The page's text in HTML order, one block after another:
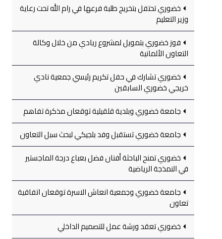
خضوري تحتفل بتخريج طلبة فرعها في رام الله تحت رعاية
وزير التعليم
فوز خضوري بتمويل لمشروع ريادي من خلال وكالة
التعاون الألمانية
خضوري تشارك في حفل تكريم رئيسي جمعية نادي
خريجي خضوري السابقين
جامعة خضوري وبلدية قلقيلية توقعان مذكرة تفاهم
جامعة خضوري تستقبل وفد بلجيكي لبحث سبل التعاون
خضوري تمنح الباحثة أفنان فضل بعباع درجة الماجستير
في النمذجة الرياضية
جامعة خضوري وجمعية انعاش الاسرة توقعان اتفاقية
تعاون
خضوري تعقد ورشة عمل للتصميم الداخلي